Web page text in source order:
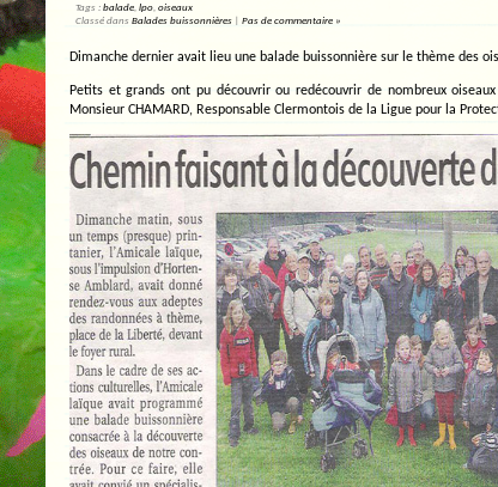
Tags : balade lpo oiseaux
Classé dans Balades buissonnières | Pas de commentaire »
Dimanche dernier avait lieu une balade buissonnière sur le thème des
Petits et grands ont pu découvrir ou redécouvrir de nombreux
Monsieur CHAMARD, Responsable Clermontois de la Ligue pour la